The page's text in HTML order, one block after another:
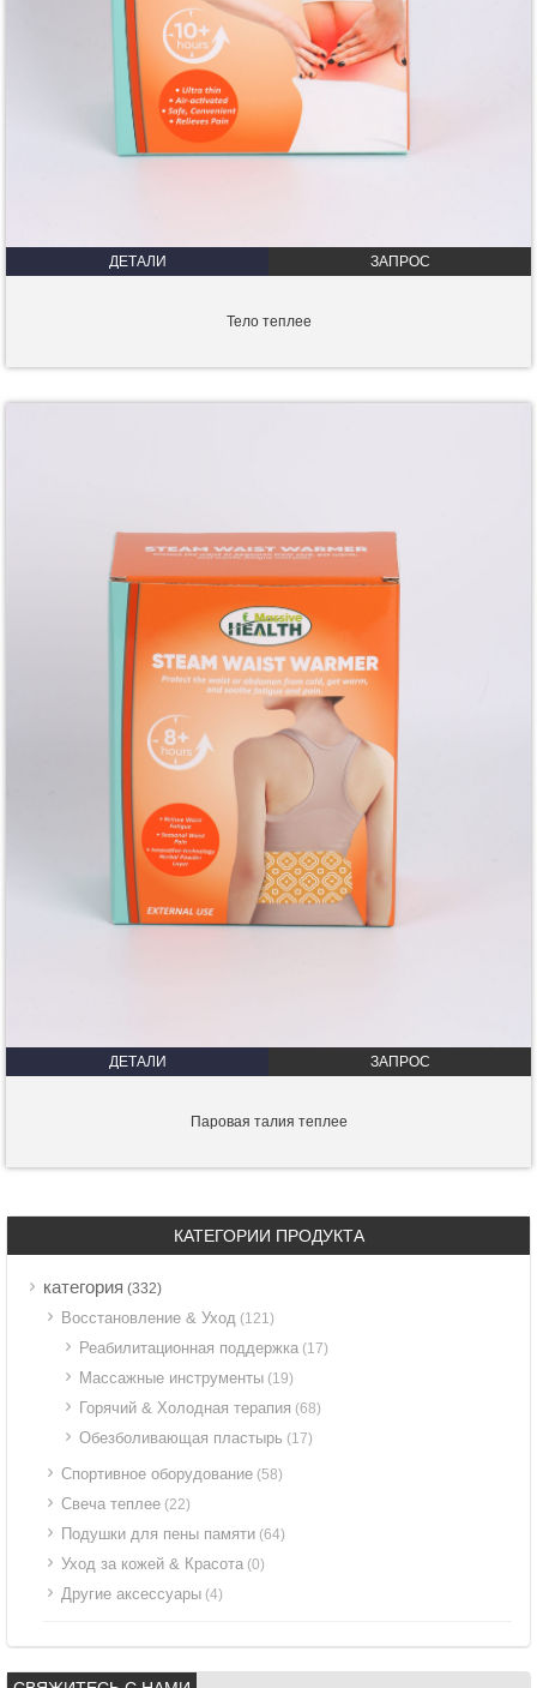
ДЕТАЛИ ЗАПРОС
Тело теплее
ДЕТАЛИ ЗАПРОС
Паровая талия теплее
КАТЕГОРИИ ПРОДУКТА
категория (332)
Восстановление & Уход (121)
Реабилитационная поддержка (17)
Массажные инструменты (19)
Горячий & Холодная терапия (68)
Обезболивающая пластырь (17)
Спортивное оборудование (58)
Свеча теплее (22)
Подушки для пены памяти (64)
Уход за кожей & Красота (0)
Другие аксессуары (4)